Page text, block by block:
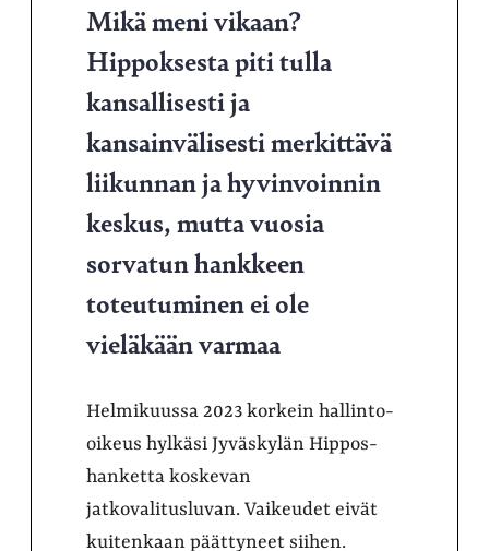
Mikä meni vikaan?
Hippoksesta piti tulla
kansallisesti ja
kansainvälisesti merkittävä
liikunnan ja hyvinvoinnin
keskus, mutta vuosia
sorvatun hankkeen
toteutuminen ei ole
vieläkään varmaa
Helmikuussa 2023 korkein hallinto-
oikeus hylkäsi Jyväskylän Hippos-
hanketta koskevan
jatkovalitusluvan. Vaikeudet eivät
kuitenkaan päättyneet siihen.